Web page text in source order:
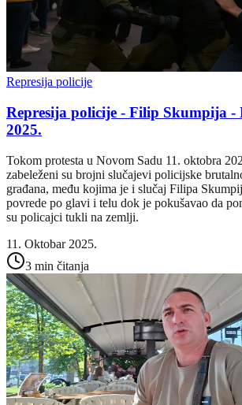
Represija policije
Represija policije - Filip Skumpija -
2025.
Tokom protesta u Novom Sadu 11. oktobra
zabeleženi su brojni slučajevi policijske
građana, među kojima je i slučaj Filipa
povrede po glavi i telu dok je pokušavao da
su policajci tukli na zemlji.
11. Oktobar 2025.
3 min čitanja